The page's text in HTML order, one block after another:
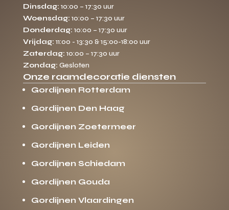
Dinsdag: 10:00 – 17:30 uur
Woensdag: 10:00 – 17:30 uur
Donderdag: 10:00 – 17:30 uur
Vrijdag: 11:00 - 13:30 & 15:00-18:00 uur
Zaterdag: 10:00 – 17:30 uur
Zondag: Gesloten
Onze raamdecoratie diensten
Gordijnen Rotterdam
Gordijnen Den Haag
Gordijnen Zoetermeer
Gordijnen Leiden
Gordijnen Schiedam
Gordijnen Gouda
Gordijnen Vlaardingen